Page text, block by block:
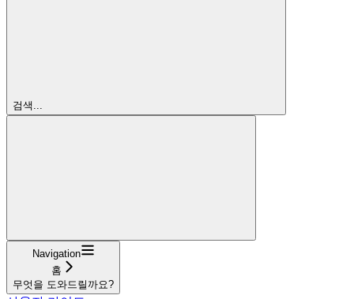
검색...
Navigation
홈
무엇을 도와드릴까요?